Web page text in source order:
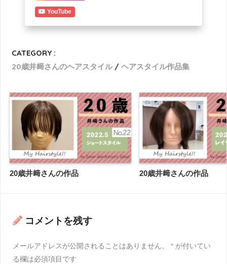
YouTube
CATEGORY :
20歳井﨑さんのヘアスタイル
ヘアスタイル作品集
20歳井﨑さんの作品 20歳井﨑さんの作品
コメントを残す
メールアドレスが公開されることはありません。 * が付いてい
る欄は必須項目です